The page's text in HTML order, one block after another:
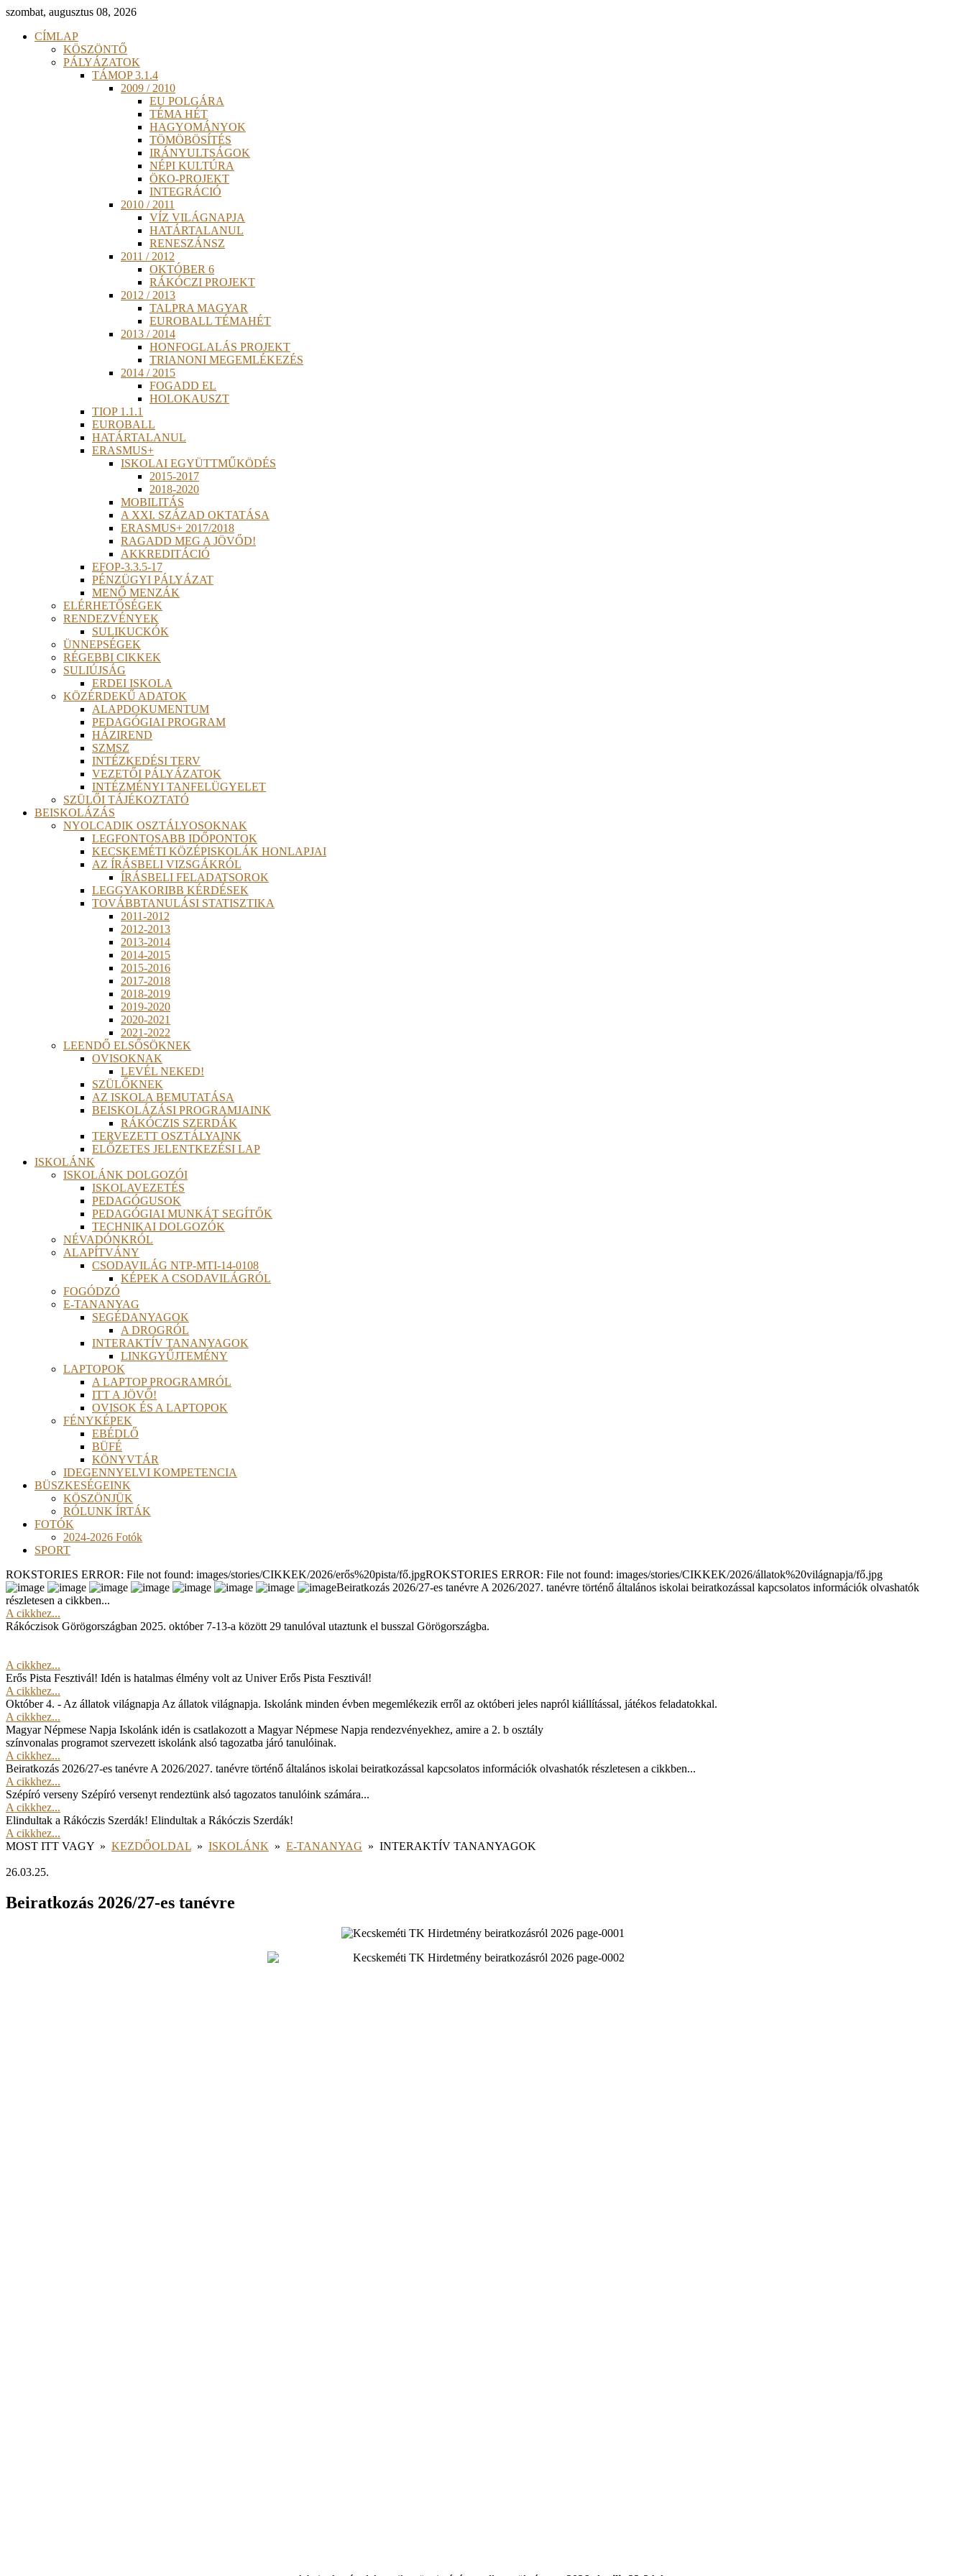
szombat, augusztus 08, 2026
CÍMLAP
KÖSZÖNTŐ
PÁLYÁZATOK
TÁMOP 3.1.4
2009 / 2010
EU POLGÁRA
TÉMA HÉT
HAGYOMÁNYOK
TÖMÖBÖSÍTÉS
IRÁNYULTSÁGOK
NÉPI KULTÚRA
ÖKO-PROJEKT
INTEGRÁCIÓ
2010 / 2011
VÍZ VILÁGNAPJA
HATÁRTALANUL
RENESZÁNSZ
2011 / 2012
OKTÓBER 6
RÁKÓCZI PROJEKT
2012 / 2013
TALPRA MAGYAR
EUROBALL TÉMAHÉT
2013 / 2014
HONFOGLALÁS PROJEKT
TRIANONI MEGEMLÉKEZÉS
2014 / 2015
FOGADD EL
HOLOKAUSZT
TIOP 1.1.1
EUROBALL
HATÁRTALANUL
ERASMUS+
ISKOLAI EGYÜTTMŰKÖDÉS
2015-2017
2018-2020
MOBILITÁS
A XXI. SZÁZAD OKTATÁSA
ERASMUS+ 2017/2018
RAGADD MEG A JÖVŐD!
AKKREDITÁCIÓ
EFOP-3.3.5-17
PÉNZÜGYI PÁLYÁZAT
MENŐ MENZÁK
ELÉRHETŐSÉGEK
RENDEZVÉNYEK
SULIKUCKÓK
ÜNNEPSÉGEK
RÉGEBBI CIKKEK
SULIÚJSÁG
ERDEI ISKOLA
KÖZÉRDEKŰ ADATOK
ALAPDOKUMENTUM
PEDAGÓGIAI PROGRAM
HÁZIREND
SZMSZ
INTÉZKEDÉSI TERV
VEZETŐI PÁLYÁZATOK
INTÉZMÉNYI TANFELÜGYELET
SZÜLŐI TÁJÉKOZTATÓ
BEISKOLÁZÁS
NYOLCADIK OSZTÁLYOSOKNAK
LEGFONTOSABB IDŐPONTOK
KECSKEMÉTI KÖZÉPISKOLÁK HONLAPJAI
AZ ÍRÁSBELI VIZSGÁKRÓL
ÍRÁSBELI FELADATSOROK
LEGGYAKORIBB KÉRDÉSEK
TOVÁBBTANULÁSI STATISZTIKA
2011-2012
2012-2013
2013-2014
2014-2015
2015-2016
2017-2018
2018-2019
2019-2020
2020-2021
2021-2022
LEENDŐ ELSŐSÖKNEK
OVISOKNAK
LEVÉL NEKED!
SZÜLŐKNEK
AZ ISKOLA BEMUTATÁSA
BEISKOLÁZÁSI PROGRAMJAINK
RÁKÓCZIS SZERDÁK
TERVEZETT OSZTÁLYAINK
ELŐZETES JELENTKEZÉSI LAP
ISKOLÁNK
ISKOLÁNK DOLGOZÓI
ISKOLAVEZETÉS
PEDAGÓGUSOK
PEDAGÓGIAI MUNKÁT SEGÍTŐK
TECHNIKAI DOLGOZÓK
NÉVADÓNKRÓL
ALAPÍTVÁNY
CSODAVILÁG NTP-MTI-14-0108
KÉPEK A CSODAVILÁGRÓL
FOGÓDZÓ
E-TANANYAG
SEGÉDANYAGOK
A DROGRÓL
INTERAKTÍV TANANYAGOK
LINKGYŰJTEMÉNY
LAPTOPOK
A LAPTOP PROGRAMRÓL
ITT A JÖVŐ!
OVISOK ÉS A LAPTOPOK
FÉNYKÉPEK
EBÉDLŐ
BÜFÉ
KÖNYVTÁR
IDEGENNYELVI KOMPETENCIA
BÜSZKESÉGEINK
KÖSZÖNJÜK
RÓLUNK ÍRTÁK
FOTÓK
2024-2026 Fotók
SPORT
ROKSTORIES ERROR: File not found: images/stories/CIKKEK/2026/erős%20pista/fő.jpgROKSTORIES ERROR: File not found: images/stories/CIKKEK/2026/állatok%20világnapja/fő.jpg
Beiratkozás 2026/27-es tanévre A 2026/2027. tanévre történő általános iskolai beiratkozással kapcsolatos információk olvashatók
részletesen a cikkben...
A cikkhez...
Rákóczisok Görögországban 2025. október 7-13-a között 29 tanulóval utaztunk el busszal Görögországba.
A cikkhez...
Erős Pista Fesztivál! Idén is hatalmas élmény volt az Univer Erős Pista Fesztivál!
A cikkhez...
Október 4. - Az állatok világnapja Az állatok világnapja. Iskolánk minden évben megemlékezik erről az októberi jeles napról kiállítással, játékos feladatokkal.
A cikkhez...
Magyar Népmese Napja Iskolánk idén is csatlakozott a Magyar Népmese Napja rendezvényekhez, amire a 2. b osztály
színvonalas programot szervezett iskolánk alsó tagozatba járó tanulóinak.
A cikkhez...
Beiratkozás 2026/27-es tanévre A 2026/2027. tanévre történő általános iskolai beiratkozással kapcsolatos információk olvashatók részletesen a cikkben...
A cikkhez...
Szépíró verseny Szépíró versenyt rendeztünk alsó tagozatos tanulóink számára...
A cikkhez...
Elindultak a Rákóczis Szerdák! Elindultak a Rákóczis Szerdák!
A cikkhez...
MOST ITT VAGY » KEZDŐOLDAL » ISKOLÁNK » E-TANANYAG » INTERAKTÍV TANANYAGOK
26.03.25.
Beiratkozás 2026/27-es tanévre